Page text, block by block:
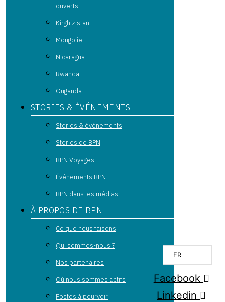
ouverts
Kirghizistan
Mongolie
Nicaragua
Rwanda
Ouganda
STORIES & ÉVÉNEMENTS
Stories & événements
Stories de BPN
BPN Voyages
Événements BPN
BPN dans les médias
À PROPOS DE BPN
Ce que nous faisons
Qui sommes-nous ?
Nos partenaires
Où nous sommes actifs
Postes à pourvoir
FR
Facebook
Linkedin